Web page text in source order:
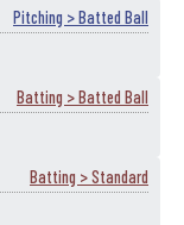
Pitching > Batted Ball
Batting > Batted Ball
Batting > Standard